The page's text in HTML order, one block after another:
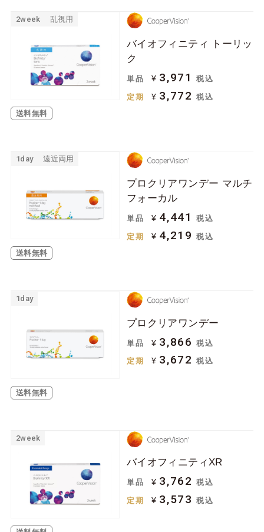
2week 乱視用
送料無料
バイオフィニティ トーリッ
ク
単品 ¥ 3,971 税込
定期 ¥ 3,772 税込
1day 遠近両用
送料無料
プロクリアワンデー マルチ
フォーカル
単品 ¥ 4,441 税込
定期 ¥ 4,219 税込
1day
送料無料
プロクリアワンデー
単品 ¥ 3,866 税込
定期 ¥ 3,672 税込
2week
バイオフィニティXR
単品 ¥ 3,762 税込
定期 ¥ 3,573 税込